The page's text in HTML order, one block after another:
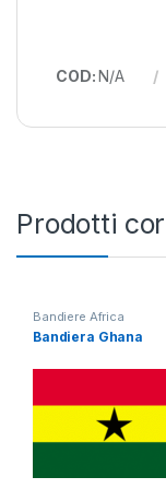
COD:N/A
Prodotti
Bandiere Africa
Bandiera Ghana